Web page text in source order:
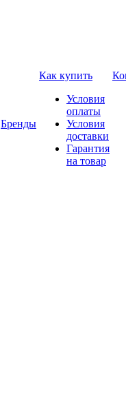
Бренды
Как купить
Условия
оплаты
Условия
доставки
Гарантия
на товар